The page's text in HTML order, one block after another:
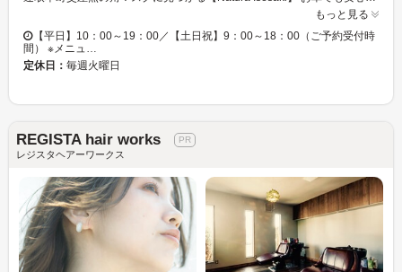
もっと見る
【平日】10：00～19：00／【土日祝】9：00～18：00（ご予約受付時
間） ※メニュ…
定休日： 毎週火曜日
REGISTA hair works
レジスタヘアーワークス